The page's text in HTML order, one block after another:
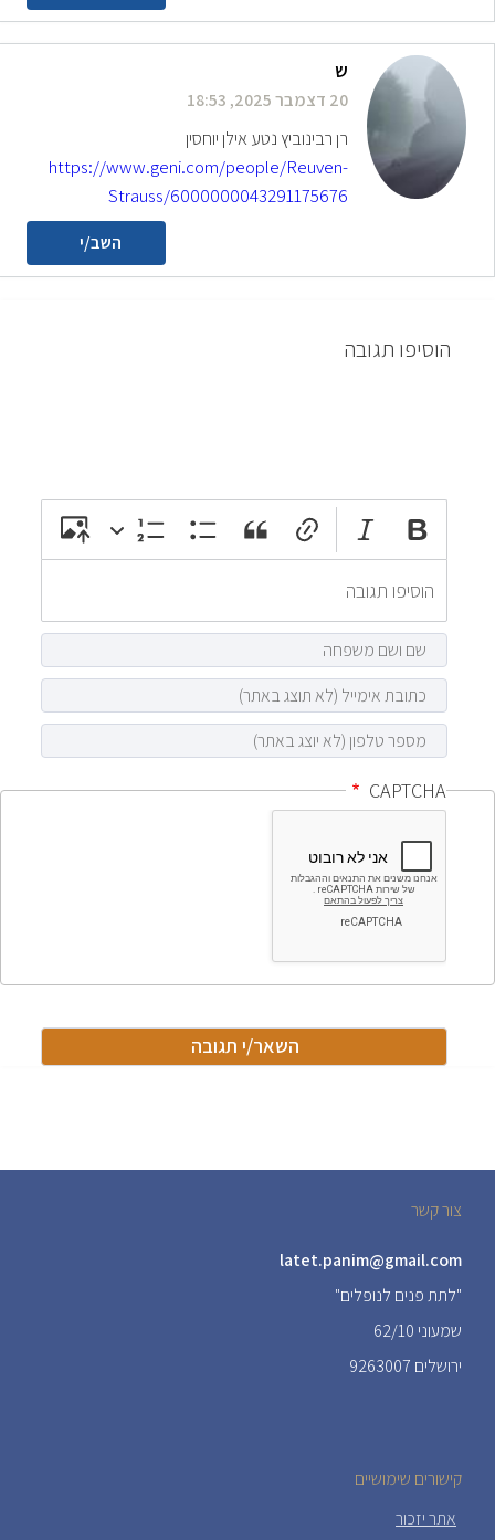
ש
20 דצמבר 2025, 18:53
רן רבינוביץ נטע אילן יוחסין
https://www.geni.com/people/Reuven-
Strauss/6000000043291175676
השב/י
הוסיפו תגובה
attach_file
photo_camera
CAPTCHA
צור קשר
latet.panim@gmail.com
"לתת פנים לנופלים"
שמעוני 62/10
ירושלים 9263007
קישורים שימושיים
אתר יזכור